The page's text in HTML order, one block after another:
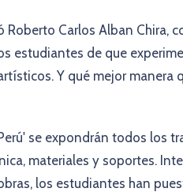
Roberto Carlos Alban
estudiantes de que
Y qué mejor
se expondrán todos los
materiales y soportes.
los estudiantes han